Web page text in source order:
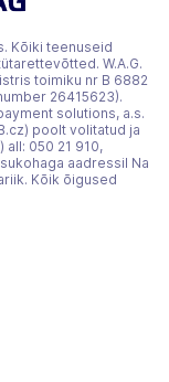
Kõiki teenuseid
W.A.G.
toimiku nr B 6882
26415623).
solutions, a.s.
poolt volitatud ja
050 21 910,
aadressil Na
Kõik õigused